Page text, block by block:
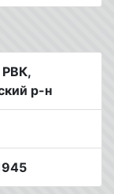
РВК,
р-н